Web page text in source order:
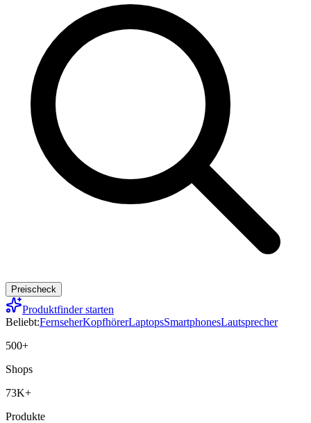
Preischeck
Produktfinder starten
Beliebt:FernseherKopfhörerLaptopsSmartphonesLautsprecher
500+
Shops
73K+
Produkte